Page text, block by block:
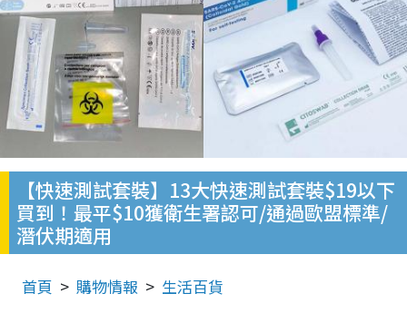
【快速測試套裝】13大快速測試套裝$19以下
買到！最平$10獲衛生署認可/通過歐盟標準/
潛伏期適用
首頁 購物情報 生活百貨